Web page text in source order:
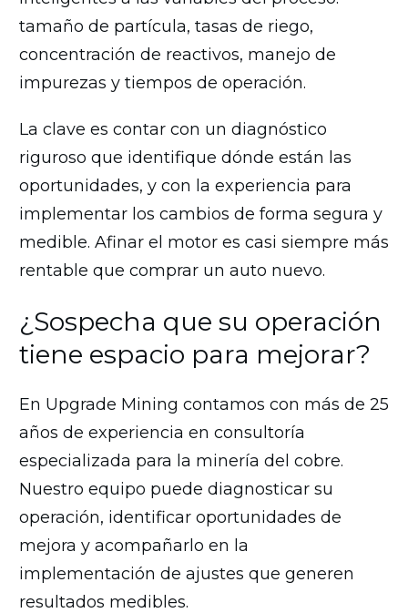
tamaño de partícula, tasas de riego,
concentración de reactivos, manejo de
impurezas y tiempos de operación.
La clave es contar con un diagnóstico
riguroso que identifique dónde están las
oportunidades, y con la experiencia para
implementar los cambios de forma segura y
medible. Afinar el motor es casi siempre más
rentable que comprar un auto nuevo.
¿Sospecha que su operación
tiene espacio para mejorar?
En Upgrade Mining contamos con más de 25
años de experiencia en consultoría
especializada para la minería del cobre.
Nuestro equipo puede diagnosticar su
operación, identificar oportunidades de
mejora y acompañarlo en la
implementación de ajustes que generen
resultados medibles.